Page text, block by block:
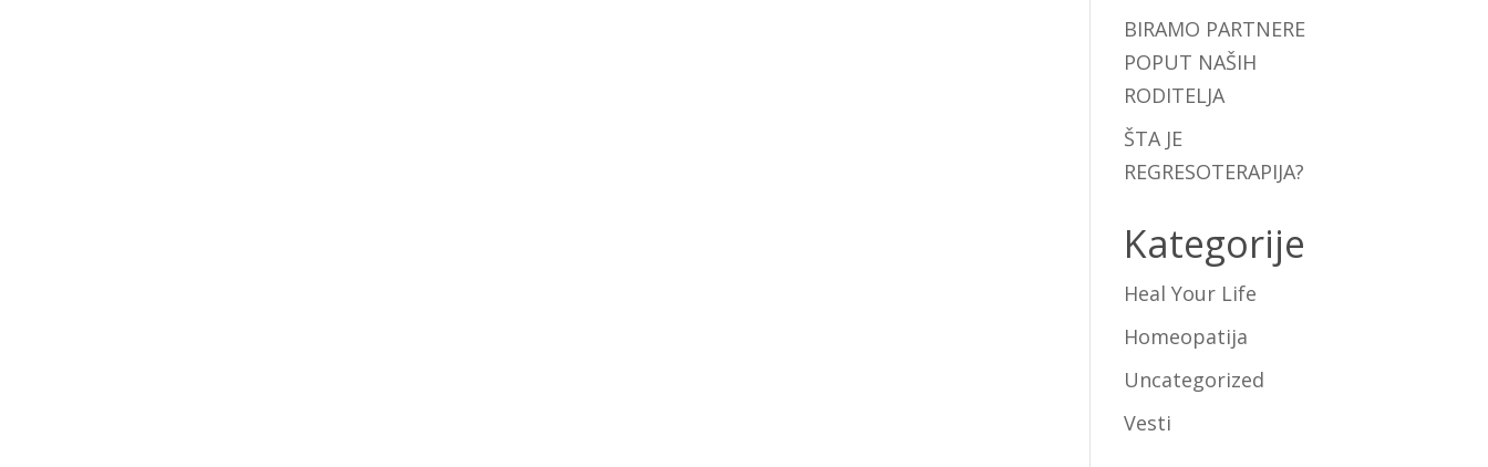
BIRAMO PARTNERE
POPUT NAŠIH
RODITELJA
ŠTA JE
REGRESOTERAPIJA?
Kategorije
Heal Your Life
Homeopatija
Uncategorized
Vesti